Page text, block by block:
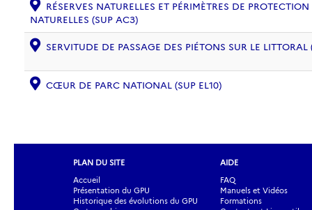
RÉSERVES NATURELLES ET PÉRIMÈTRES DE
NATURELLES (SUP AC3)
SERVITUDE DE PASSAGE DES PIÉTONS SUR LE LITTORAL
CŒUR DE PARC NATIONAL (SUP EL10)
PLAN DU SITE
Accueil
Présentation du GPU
Historique des évolutions du GPU
AIDE
FAQ
Manuels et Vidéos
Formations